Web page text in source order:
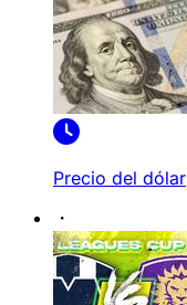
Precio del dólar